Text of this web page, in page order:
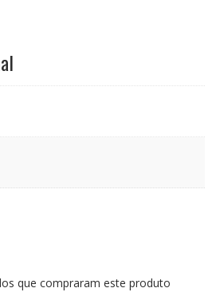
que compraram este produto